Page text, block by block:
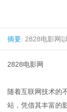
摘要: 2828电影网
2828电影网
随着互联网技术的
站，凭借其丰富的